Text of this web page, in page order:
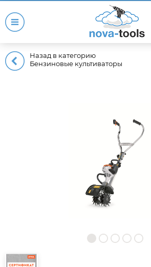
Назад в категорию
Бензиновые культиваторы